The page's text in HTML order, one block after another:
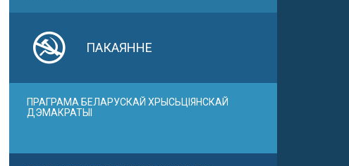
ПАКАЯННЕ
ПРАГРАМА БЕЛАРУСКАЙ ХРЫСЬЦІЯНСКАЙ
ДЭМАКРАТЫІ